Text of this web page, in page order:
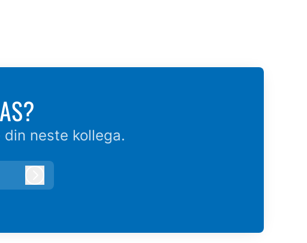
neste kollega.